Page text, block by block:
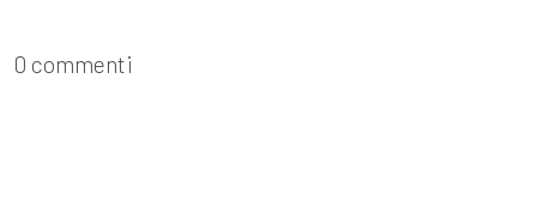
0 commenti